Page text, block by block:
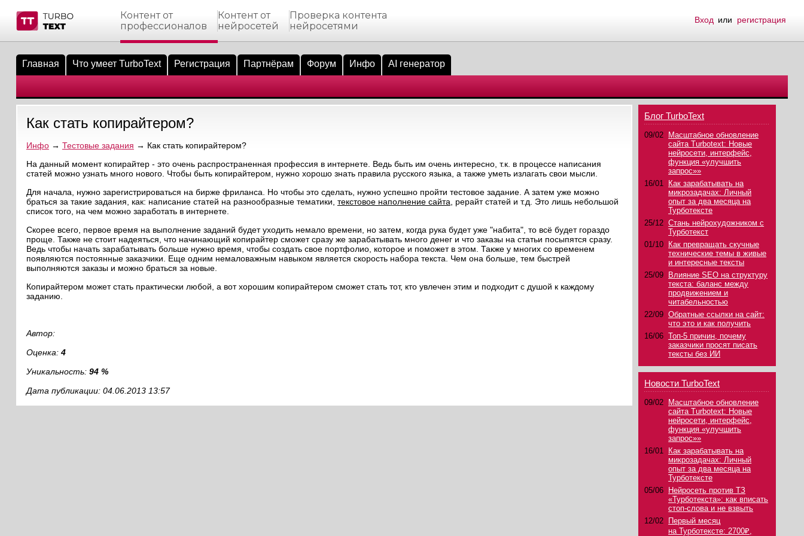
материалы
биржи
пользователи
на сайте
пользователей
сообщения
по форуму
Контент от
профессионалов
Контент от
нейросетей
Проверка контента
нейросетями
Вход или регистрация
Главная Что умеет TurboText Регистрация Партнёрам Форум Инфо AI генератор
Как стать копирайтером?
Инфо→ Тестовые задания → Как стать копирайтером?
На данный момент копирайтер - это очень распространенная профессия в интернете. Ведь быть им очень интересно, т.к. в процессе написания
статей можно узнать много нового. Чтобы быть копирайтером, нужно хорошо знать правила русского языка, а также уметь излагать свои мысли.
Для начала, нужно зарегистрироваться на бирже фриланса. Но чтобы это сделать, нужно успешно пройти тестовое задание. А затем уже можно
браться за такие задания, как: написание статей на разнообразные тематики, текстовое наполнение сайта , рерайт статей и т.д. Это лишь небольшой
список того, на чем можно заработать в интернете.
Скорее всего, первое время на выполнение заданий будет уходить немало времени, но затем, когда рука будет уже "набита", то всё будет гораздо
проще. Также не стоит надеяться, что начинающий копирайтер сможет сразу же зарабатывать много денег и что заказы на статьи посыпятся сразу.
Ведь чтобы начать зарабатывать больше нужно время, чтобы создать свое портфолио, которое и поможет в этом. Также у многих со временем
появляются постоянные заказчики. Еще одним немаловажным навыком является скорость набора текста. Чем она больше, тем быстрей
выполняются заказы и можно браться за новые.
Копирайтером может стать практически любой, а вот хорошим копирайтером сможет стать тот, кто увлечен этим и подходит с душой к каждому
заданию.
Автор:
Оценка: 4
Уникальность: 94 %
Дата публикации: 04.06.2013 13:57
Блог TurboText
09/02
Масштабное обновление
сайта Turbotext: Новые
нейросети, интерфейс,
функция «улучшить
запрос»»
16/01
Как зарабатывать на
микрозадачах: Личный
опыт за два месяца на
Турботексте
25/12 Стань нейрохудожником с
Турботекст
01/10
Как превращать скучные
технические темы в живые
и интересные тексты
25/09
Влияние SEO на структуру
текста: баланс между
продвижением и
читабельностью
22/09 Обратные ссылки на сайт:
что это и как получить
16/06 Топ-5 причин, почему
заказчики просят писать
тексты без ИИ
Новости TurboText
09/02
Масштабное обновление
сайта Turbotext: Новые
нейросети, интерфейс,
функция «улучшить
запрос»»
16/01
Как зарабатывать на
микрозадачах: Личный
опыт за два месяца на
Турботексте
05/06
Нейросеть против ТЗ
«Турботекста»: как вписать
стоп-слова и не взвыть
12/02
Первый месяц
на Турботексте: 2700₽,